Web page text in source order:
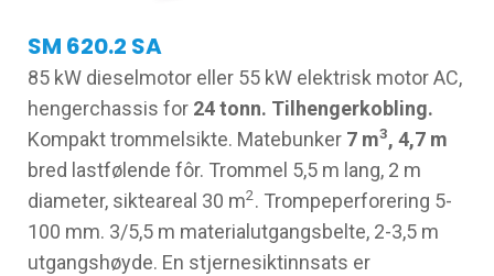
SM 620.2 SA
85 kW dieselmotor eller 55 kW elektrisk motor AC,
hengerchassis for 24 tonn. Tilhengerkobling.
Kompakt trommelsikte. Matebunker 7 m3, 4,7 m
bred lastfølende fôr. Trommel 5,5 m lang, 2 m
diameter, sikteareal 30 m2. Trompeperforering 5-
100 mm. 3/5,5 m materialutgangsbelte, 2-3,5 m
utgangshøyde. En stjernesiktinnsats er